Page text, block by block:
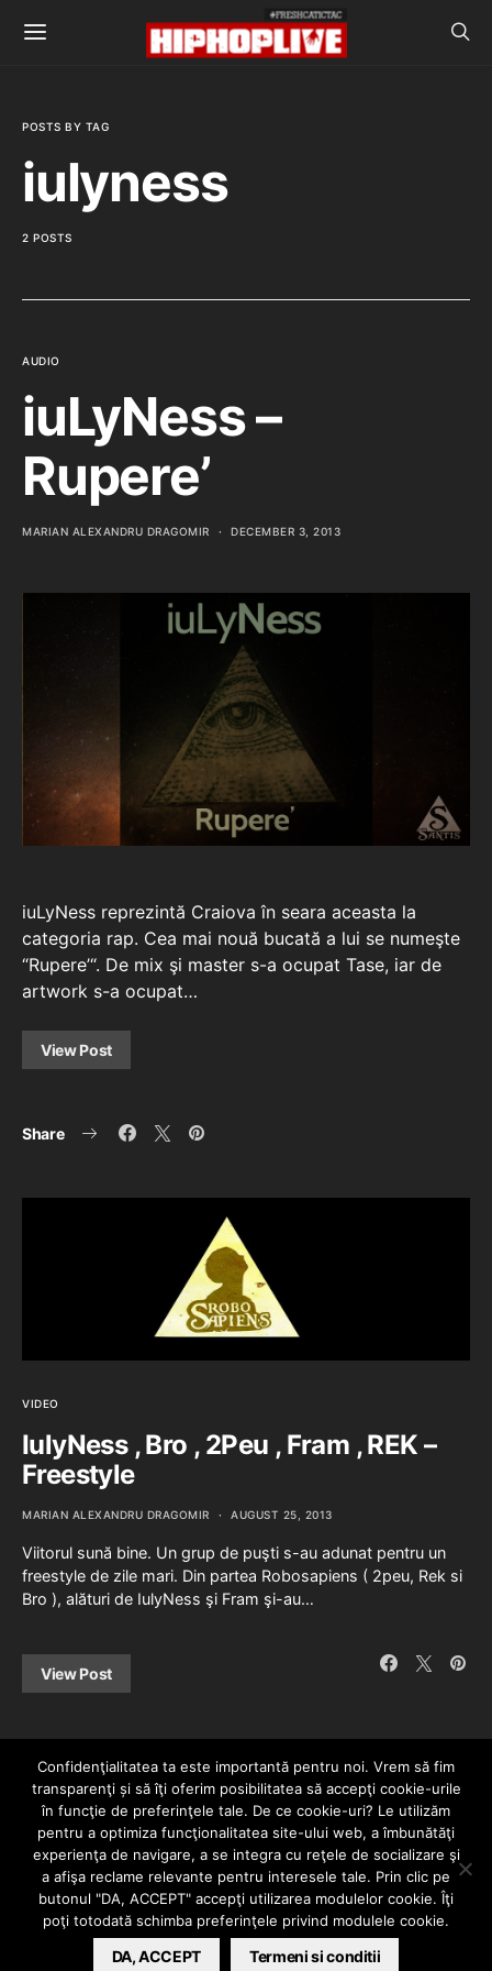
POSTS BY TAG
iulyness
2 POSTS
AUDIO
iuLyNess –
Rupere’
MARIAN ALEXANDRU DRAGOMIR DECEMBER 3, 2013
iuLyNess reprezintă Craiova în seara aceasta la
categoria rap. Cea mai nouă bucată a lui se numeşte
“Rupere’“. De mix şi master s-a ocupat Tase, iar de
artwork s-a ocupat…
View Post
Share
VIDEO
IulyNess , Bro , 2Peu , Fram , REK –
Freestyle
MARIAN ALEXANDRU DRAGOMIR AUGUST 25, 2013
Viitorul sună bine. Un grup de puşti s-au adunat pentru un
freestyle de zile mari. Din partea Robosapiens ( 2peu, Rek si
Bro ), alături de IulyNess şi Fram şi-au…
View Post
HOME CONTACT POLITICĂ DE CONFIDENȚIALITATE
Since 2005 | Copyright by HIPHOPLIVE
ENTERTAINMENT SRL
Confidenţialitatea ta este importantă pentru noi. Vrem să fim
transparenţi și să îţi oferim posibilitatea să accepţi cookie-urile
în funcţie de preferinţele tale. De ce cookie-uri? Le utilizăm
pentru a optimiza funcţionalitatea site-ului web, a îmbunătăţi
experienţa de navigare, a se integra cu reţele de socializare şi
a afişa reclame relevante pentru interesele tale. Prin clic pe
butonul "DA, ACCEPT" accepţi utilizarea modulelor cookie. Îţi
poţi totodată schimba preferinţele privind modulele cookie.
DA, ACCEPT Termeni si conditii